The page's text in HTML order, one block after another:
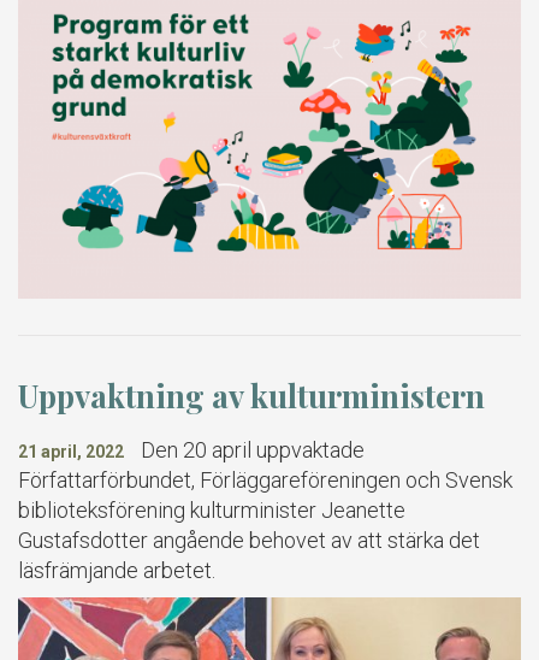
Uppvaktning av kulturministern
21 april, 2022
Den 20 april uppvaktade
Författarförbundet, Förläggareföreningen och Svensk
biblioteksförening kulturminister Jeanette
Gustafsdotter angående behovet av att stärka det
läsfrämjande arbetet.